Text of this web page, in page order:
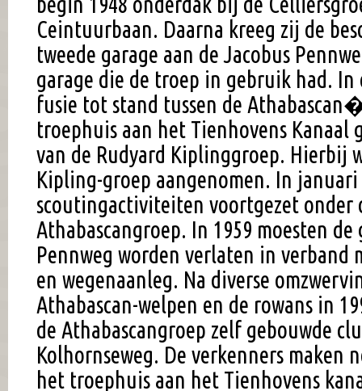
Ceintuurbaan. Daarna kreeg zij de
tweede garage aan de Jacobus
garage die de troep in gebruik had. In
fusie tot stand tussen de
troephuis aan het Tienhovens Kanaal
van de Rudyard Kiplinggroep. Hierbij
Kipling-groep aangenomen. In januari
scoutingactiviteiten voortgezet onder
Athabascangroep. In 1959 moesten de
Pennweg worden verlaten in verband
en wegenaanleg. Na diverse
Athabascan-welpen en de rowans in
de Athabascangroep zelf gebouwde
Kolhornseweg. De verkenners maken
het troephuis aan het Tienhovens